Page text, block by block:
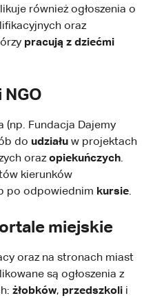
również ogłoszenia o
oraz
pracują z dziećmi
(np. Fundacja Dajemy
do udziału w projektach
orazopiekuńczych.
kierunków
po odpowiednim kursie.
miejskie
oraz na stronach miast
są ogłoszenia z
żłobków, przedszkoli i